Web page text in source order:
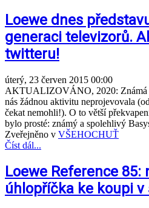
Loewe dnes
generaci televizorů.
twitteru!
úterý, 23 červen 2015 00:00
AKTUALIZOVÁNO, 2020: Známá
nás žádnou aktivitu neprojevovala
čekat nemohli!). O to větší
bylo prosté: známý a spolehlivý
Zveřejněno v VŠEHOCHUŤ
Číst dál...
Loewe Reference 85:
úhlopříčka ke koupi v